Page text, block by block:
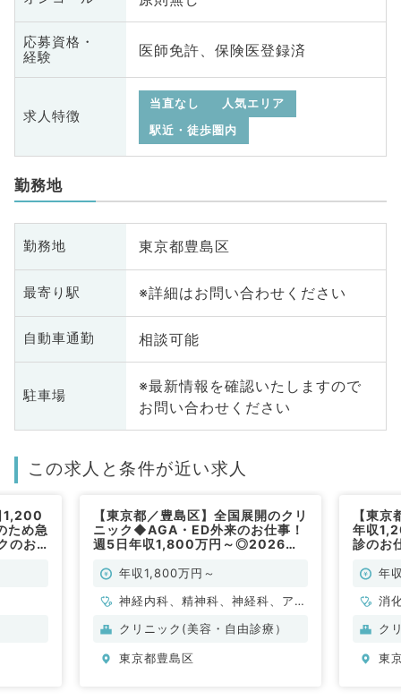
応募資格・
経験
医師免許、保険医登録済
求人特徴
当直なし
人気エリア
駅近・徒歩圏内
勤務地
勤務地 東京都豊島区
最寄り駅 ※詳細はお問い合わせください
自動車通勤 相談可能
駐車場
※最新情報を確認いたしますので
お問い合わせください
この求人と条件が近い求人
1,200
ため急
のお
【東京都／豊島区】全国展開のクリ
ニック◆AGA・ED外来のお仕事！
週5日年収1,800万円～◎2026年
問／常勤）
年収1,800万円～
神経内科、精神科、神経科、アレ
ルギー科、リウマチ科、小児科、
脳神経外科、呼吸器外科、心臓血
クリニック(美容・自由診療）
東京都豊島区
【東
年収
診のお
康・年
消
人
ク
東